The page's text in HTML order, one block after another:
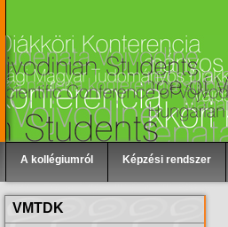
A kollégiumról Képzési rendszer
VMTDK